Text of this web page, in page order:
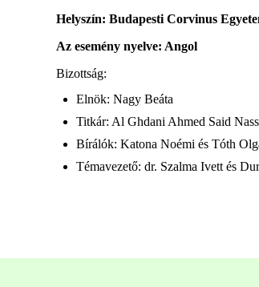
Helyszín: Budapesti Corvinus
Az esemény nyelve: Angol
Bizottság:
Elnök: Nagy Beáta
Titkár: Al Ghdani Ahmed Said
Bírálók: Katona Noémi és Tóth
Témavezető: dr. Szalma Ivett és